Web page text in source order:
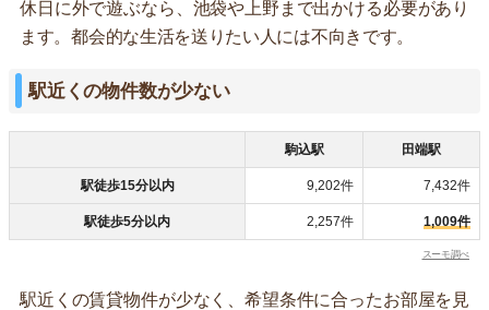
休日に外で遊ぶなら、池袋や上野まで出かける必要があり
ます。都会的な生活を送りたい人には不向きです。
駅近くの物件数が少ない
駒込駅 田端駅
駅徒歩15分以内 9,202件 7,432件
駅徒歩5分以内 2,257件 1,009件
スーモ調べ
駅近くの賃貸物件が少なく、希望条件に合ったお部屋を見